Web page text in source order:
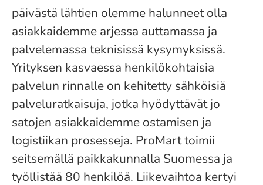
päivästä lähtien olemme halunneet olla
asiakkaidemme arjessa auttamassa ja
palvelemassa teknisissä kysymyksissä.
Yrityksen kasvaessa henkilökohtaisia
palvelun rinnalle on kehitetty sähköisiä
palveluratkaisuja, jotka hyödyttävät jo
satojen asiakkaidemme ostamisen ja
logistiikan prosesseja. ProMart toimii
seitsemällä paikkakunnalla Suomessa ja
työllistää 80 henkilöä. Liikevaihtoa kertyi